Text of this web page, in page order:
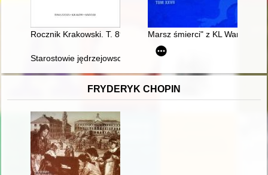
Rocznik Krakowski. T. 89 (2023)Marsz śmierci" z KL Warschau
Starostowie jędrzejowscy w Drugiej Rzeczypospolitej
FRYDERYK CHOPIN